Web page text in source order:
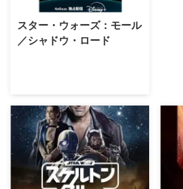
スター・ウォーズ：モール
／シャドウ・ロード